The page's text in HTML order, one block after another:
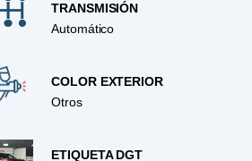
TRANSMISIÓN
Automático
COLOR EXTERIOR
Otros
ETIQUETA DGT